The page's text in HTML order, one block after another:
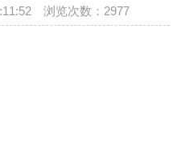
浏览次数： 2977